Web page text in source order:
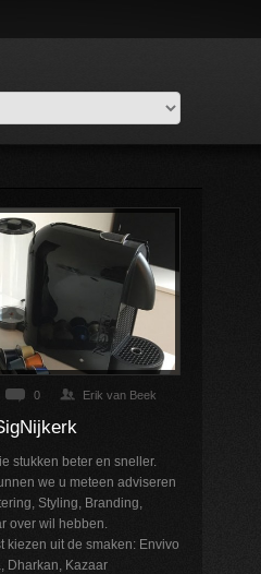
0 Erik van Beek
stukken beter en sneller.
we u meteen adviseren
Styling, Branding,
over wil hebben.
kiezen uit de smaken: Envivo
Dharkan, Kazaar